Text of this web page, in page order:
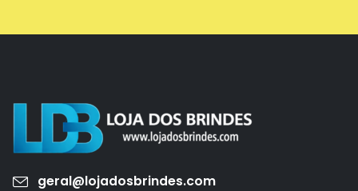
geral@lojadosbrindes.com